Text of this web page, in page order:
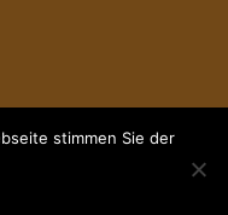
stimmen Sie der